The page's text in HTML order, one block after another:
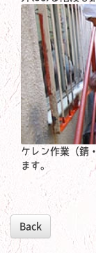
ケレン作業（錆
ます。
Back